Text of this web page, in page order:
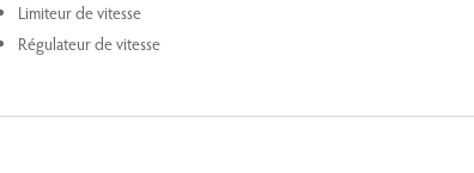
Limiteur de vitesse
Régulateur de vitesse